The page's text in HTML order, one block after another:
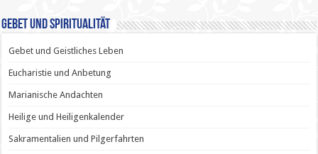
Gebet und Spiritualität
Gebet und Geistliches Leben
Eucharistie und Anbetung
Marianische Andachten
Heilige und Heiligenkalender
Sakramentalien und Pilgerfahrten